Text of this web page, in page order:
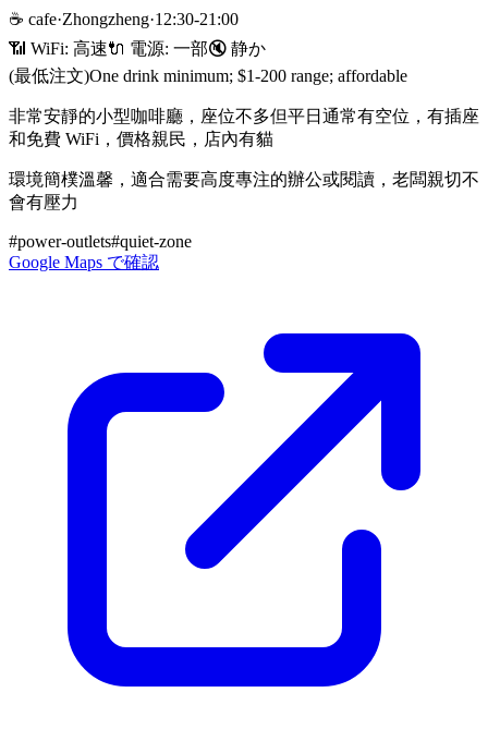
☕ cafe·Zhongzheng·12:30-21:00
📶 WiFi: 高速🔌 電源: 一部🔇 静か
(最低注文)One drink minimum; $1-200 range; affordable
非常安靜的小型咖啡廳，座位不多但平日通常有空位，有插座
和免費 WiFi，價格親民，店內有貓
環境簡樸溫馨，適合需要高度專注的辦公或閱讀，老闆親切不
會有壓力
#power-outlets#quiet-zone
Google Maps で確認